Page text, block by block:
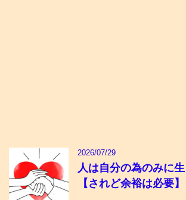
2026/07/29
人は自分の為のみに
【されど余裕は必要